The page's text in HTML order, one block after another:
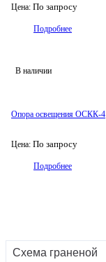
Цена: По запросу
Подробнее
В наличии
Опора освещения ОСКК-4
Цена: По запросу
Подробнее
Схема граненой